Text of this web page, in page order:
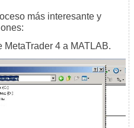
más interesante y
MetaTrader 4 a MATLAB.